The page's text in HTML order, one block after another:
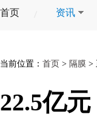
首页 资讯
当前位置： 首页 > 隔膜 >
22.5亿